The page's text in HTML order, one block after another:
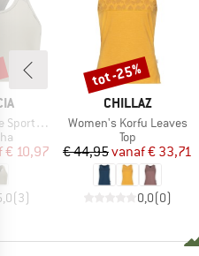
Bra
prijs
€ 10,97
(3)
MERK
CHILLAZ
Artikel
Women's Korfu Leaves
Productgroep
Top
Prijs
€ 44,95 Verlaagde
vanaf€ 33,71
0,0(0)
Korting
tot -25%